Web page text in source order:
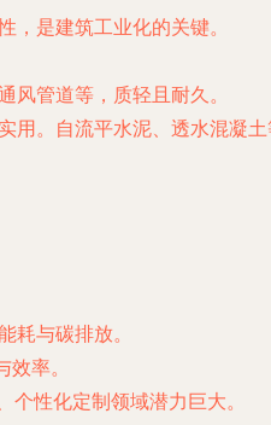
，是建筑工业化的关键。
风管道等，质轻且耐久。
用。自流平水泥、透水混凝
耗与碳排放。
率。
性化定制领域潜力巨大。